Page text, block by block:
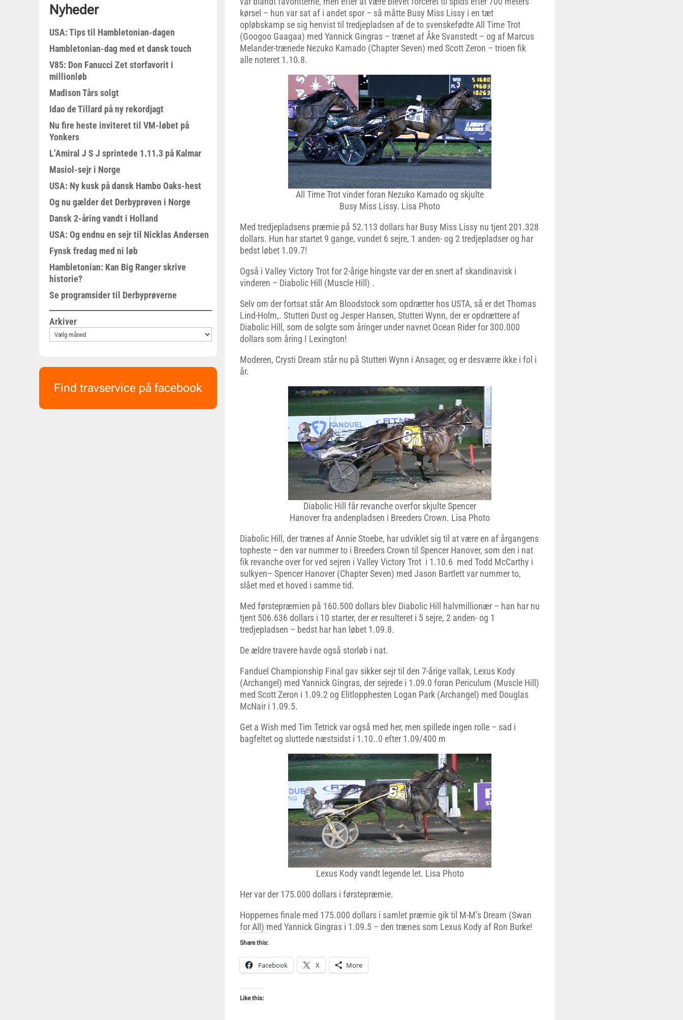
Nyheder
USA: Tips til Hambletonian-dagen
Hambletonian-dag med et dansk touch
V85: Don Fanucci Zet storfavorit i
millionløb
Madison Tårs solgt
Idao de Tillard på ny rekordjagt
Nu fire heste inviteret til VM-løbet på
Yonkers
L’Amiral J S J sprintede 1.11.3 på Kalmar
Masiol-sejr i Norge
USA: Ny kusk på dansk Hambo Oaks-hest
Og nu gælder det Derbyprøven i Norge
Dansk 2-åring vandt i Holland
USA: Og endnu en sejr til Nicklas Andersen
Fynsk fredag med ni løb
Hambletonian: Kan Big Ranger skrive
historie?
Se programsider til Derbyprøverne
Arkiver
Find travservice på facebook
kørsel – hun var sat af i andet spor – så måtte Busy Miss Lissy i en tæt
opløbskamp se sig henvist til tredjepladsen af de to svenskefødte All Time Trot
(Googoo Gaagaa) med Yannick Gingras – trænet af Åke Svanstedt – og af Marcus
Melander-trænede Nezuko Kamado (Chapter Seven) med Scott Zeron – trioen fik
alle noteret 1.10.8.
All Time Trot vinder foran Nezuko Kamado og skjulte
Busy Miss Lissy. Lisa Photo
Med tredjepladsens præmie på 52.113 dollars har Busy Miss Lissy nu tjent 201.328
dollars. Hun har startet 9 gange, vundet 6 sejre, 1 anden- og 2 tredjepladser og har
bedst løbet 1.09.7!
Også i Valley Victory Trot for 2-årige hingste var der en snert af skandinavisk i
vinderen – Diabolic Hill (Muscle Hill) .
Selv om der fortsat står Am Bloodstock som opdrætter hos USTA, så er det Thomas
Lind-Holm,. Stutteri Dust og Jesper Hansen, Stutteri Wynn, der er opdrættere af
Diabolic Hill, som de solgte som åringer under navnet Ocean Rider for 300.000
dollars som åring I Lexington!
Moderen, Crysti Dream står nu på Stutteri Wynn i Ansager, og er desværre ikke i fol i
år.
Diabolic Hill får revanche overfor skjulte Spencer
Hanover fra andenpladsen i Breeders Crown. Lisa Photo
Diabolic Hill, der trænes af Annie Stoebe, har udviklet sig til at være en af årgangens
topheste – den var nummer to i Breeders Crown til Spencer Hanover, som den i nat
fik revanche over for ved sejren i Valley Victory Trot i 1.10.6 med Todd McCarthy i
sulkyen– Spencer Hanover (Chapter Seven) med Jason Bartlett var nummer to,
slået med et hoved i samme tid.
Med førstepræmien på 160.500 dollars blev Diabolic Hill halvmillionær – han har nu
tjent 506.636 dollars i 10 starter, der er resulteret i 5 sejre, 2 anden- og 1
tredjepladsen – bedst har han løbet 1.09.8.
De ældre travere havde også storløb i nat.
Fanduel Championship Final gav sikker sejr til den 7-årige vallak, Lexus Kody
(Archangel) med Yannick Gingras, der sejrede i 1.09.0 foran Periculum (Muscle Hill)
med Scott Zeron i 1.09.2 og Elitlopphesten Logan Park (Archangel) med Douglas
McNair i 1.09.5.
Get a Wish med Tim Tetrick var også med her, men spillede ingen rolle – sad i
bagfeltet og sluttede næstsidst i 1.10..0 efter 1.09/400 m
Lexus Kody vandt legende let. Lisa Photo
Her var der 175.000 dollars i førstepræmie.
Hoppernes finale med 175.000 dollars i samlet præmie gik til M-M’s Dream (Swan
for All) med Yannick Gingras i 1.09.5 – den trænes som Lexus Kody af Ron Burke!
Share this:
Facebook X More
Like this: